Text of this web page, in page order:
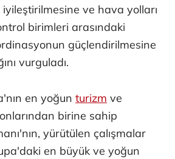
ve hava yolları
birimleri arasındaki
güçlendirilmesine
vurguladı.
en yoğun turizm ve
birine sahip
yürütülen çalışmalar
en büyük ve yoğun